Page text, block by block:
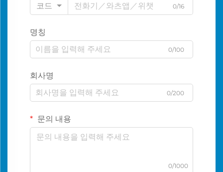
코드
0/16
명칭
0/100
회사명
0/200
문의 내용
0/1000